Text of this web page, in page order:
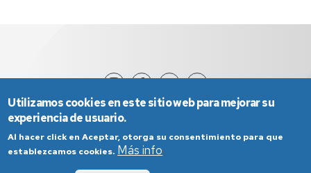
Utilizamos cookies en este sitio web para mejorar su
experiencia de usuario.
Al hacer click en Aceptar, otorga su consentimiento para que
establezcamos cookies. Más info